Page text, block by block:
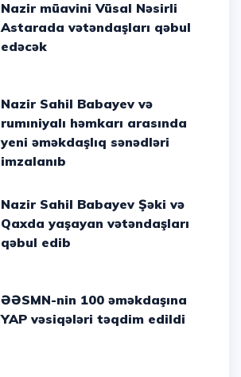
Nazir müavini Vüsal Nəsirli
Astarada vətəndaşları qəbul
edəcək
Nazir Sahil Babayev və
rumıniyalı həmkarı arasında
yeni əməkdaşlıq sənədləri
imzalanıb
Nazir Sahil Babayev Şəki və
Qaxda yaşayan vətəndaşları
qəbul edib
ƏƏSMN-nin 100 əməkdaşına
YAP vəsiqələri təqdim edildi